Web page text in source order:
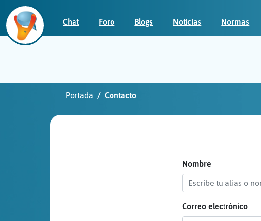
Chat Foro Blogs Noticias Normas
Portada Contacto
Nombre
Correo electrónico
Iniciar